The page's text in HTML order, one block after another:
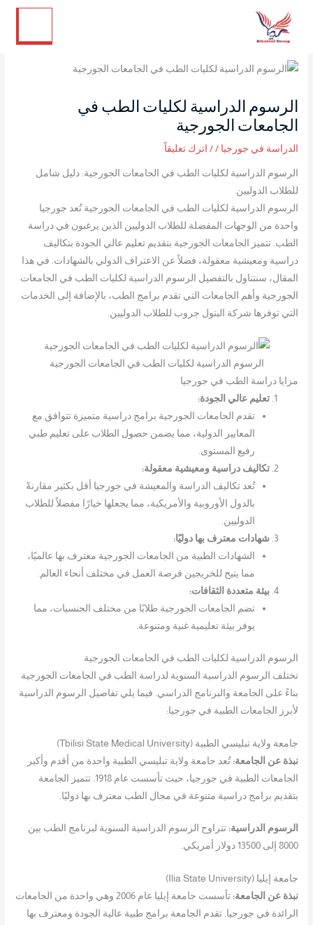
تخطي
المحتوى
الرسوم الدراسية لكليات الطب في
الجامعات الجورجية
الدراسة في جورجيا /
/ اترك تعليقاً
الرسوم الدراسية لكليات الطب في الجامعات الجورجية: دليل شامل
للطلاب الدوليين
الرسوم الدراسية لكليات الطب في الجامعات الجورجية تُعد جورجيا
واحدة من الوجهات المفضلة للطلاب الدوليين الذين يرغبون في دراسة
الطب. تتميز الجامعات الجورجية بتقديم تعليم عالي الجودة بتكاليف
دراسية ومعيشية معقولة، فضلاً عن الاعتراف الدولي بالشهادات. في هذا
المقال، سنتناول بالتفصيل الرسوم الدراسية لكليات الطب في الجامعات
الجورجية وأهم الجامعات التي تقدم برامج الطب، بالإضافة إلى الخدمات
التي توفرها شركة البتول جروب للطلاب الدوليين.
الرسوم الدراسية لكليات الطب في الجامعات الجورجية
مزايا دراسة الطب في جورجيا
تعليم عالي الجودة:
تقدم الجامعات الجورجية برامج دراسية متميزة تتوافق مع
المعايير الدولية، مما يضمن حصول الطلاب على تعليم طبي
رفيع المستوى.
تكاليف دراسية ومعيشية معقولة:
تُعد تكاليف الدراسة والمعيشة في جورجيا أقل بكثير مقارنةً
بالدول الأوروبية والأمريكية، مما يجعلها خيارًا مفضلاً للطلاب
الدوليين.
شهادات معترف بها دوليًا:
الشهادات الطبية من الجامعات الجورجية معترف بها عالميًا،
مما يتيح للخريجين فرصة العمل في مختلف أنحاء العالم.
بيئة متعددة الثقافات:
تضم الجامعات الجورجية طلابًا من مختلف الجنسيات، مما
يوفر بيئة تعليمية غنية ومتنوعة.
الرسوم الدراسية لكليات الطب في الجامعات الجورجية
تختلف الرسوم الدراسية السنوية لدراسة الطب في الجامعات الجورجية
بناءً على الجامعة والبرنامج الدراسي. فيما يلي تفاصيل الرسوم الدراسية
لأبرز الجامعات الطبية في جورجيا:
جامعة ولاية تبليسي الطبية (Tbilisi State Medical University)
نبذة عن الجامعة: تُعد جامعة ولاية تبليسي الطبية واحدة من أقدم وأكبر
الجامعات الطبية في جورجيا، حيث تأسست عام 1918. تتميز الجامعة
بتقديم برامج دراسية متنوعة في مجال الطب معترف بها دوليًا.
الرسوم الدراسية: تتراوح الرسوم الدراسية السنوية لبرنامج الطب بين
8000 إلى 13500 دولار أمريكي.
جامعة إيليا (Ilia State University)
نبذة عن الجامعة:
تأسست جامعة إيليا عام 2006 وهي واحدة من الجامعات
الرائدة في جورجيا. تقدم الجامعة برامج طبية عالية الجودة ومعترف بها